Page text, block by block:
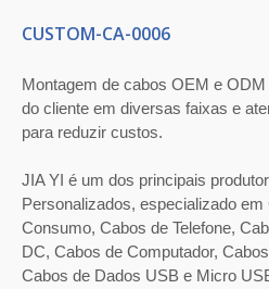
CUSTOM-CA-0006
Montagem de cabos OEM e
do cliente em diversas faixas e
para reduzir custos.
JIA YI é um dos principais
Personalizados, especializado
Consumo, Cabos de Telefone,
DC, Cabos de Computador,
Cabos de Dados USB e Micro